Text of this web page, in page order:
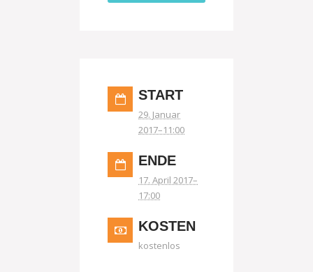
START
29. Januar
2017–11:00
ENDE
17. April 2017–
17:00
KOSTEN
kostenlos